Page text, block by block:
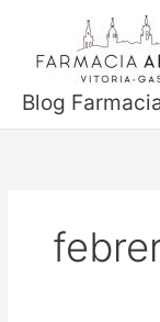
contenido
Blog